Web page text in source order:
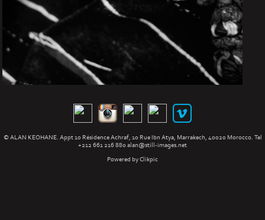
© ALAN KEOHANE. Appt 10 Résidence Achraf, 10 Rue Ibn Atya, Marrakech, 40020 Morocco. Tel
+212 661 216 880 alan@still-images.net
Powered byClikpic